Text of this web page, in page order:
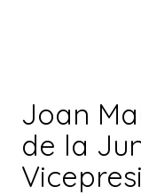
Joan
de la